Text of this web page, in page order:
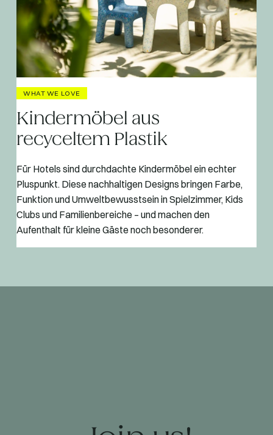
WHAT WE LOVE
Kindermöbel aus
recyceltem Plastik
Für Hotels sind durchdachte Kindermöbel ein echter
Pluspunkt. Diese nachhaltigen Designs bringen Farbe,
Funktion und Umweltbewusstsein in Spielzimmer, Kids
Clubs und Familienbereiche – und machen den
Aufenthalt für kleine Gäste noch besonderer.